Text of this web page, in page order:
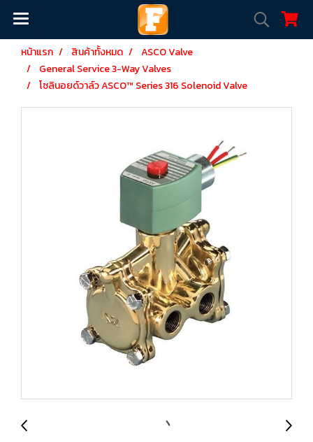
หน้าแรก สินค้าทั้งหมด
ASCO Valve
General Service 3-Way Valves
โซลินอยด์วาล์ว ASCO™ Series 316 Solenoid Valve